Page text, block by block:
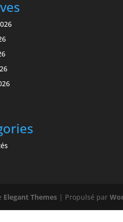
Elegant Themes | Propulsé par